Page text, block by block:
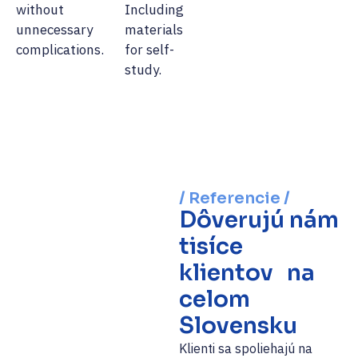
without
unnecessary
complications.
Including
materials
for self-
study.
/ Referencie /
Dôverujú nám
tisíce
klientov na
celom
Slovensku
Klienti sa spoliehajú na